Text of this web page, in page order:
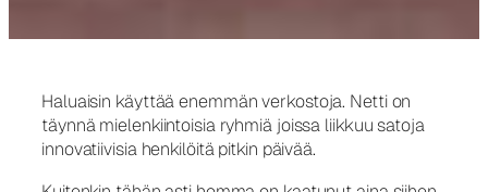
Haluaisin käyttää enemmän verkostoja. Netti on
täynnä mielenkiintoisia ryhmiä joissa liikkuu satoja
innovatiivisia henkilöitä pitkin päivää.